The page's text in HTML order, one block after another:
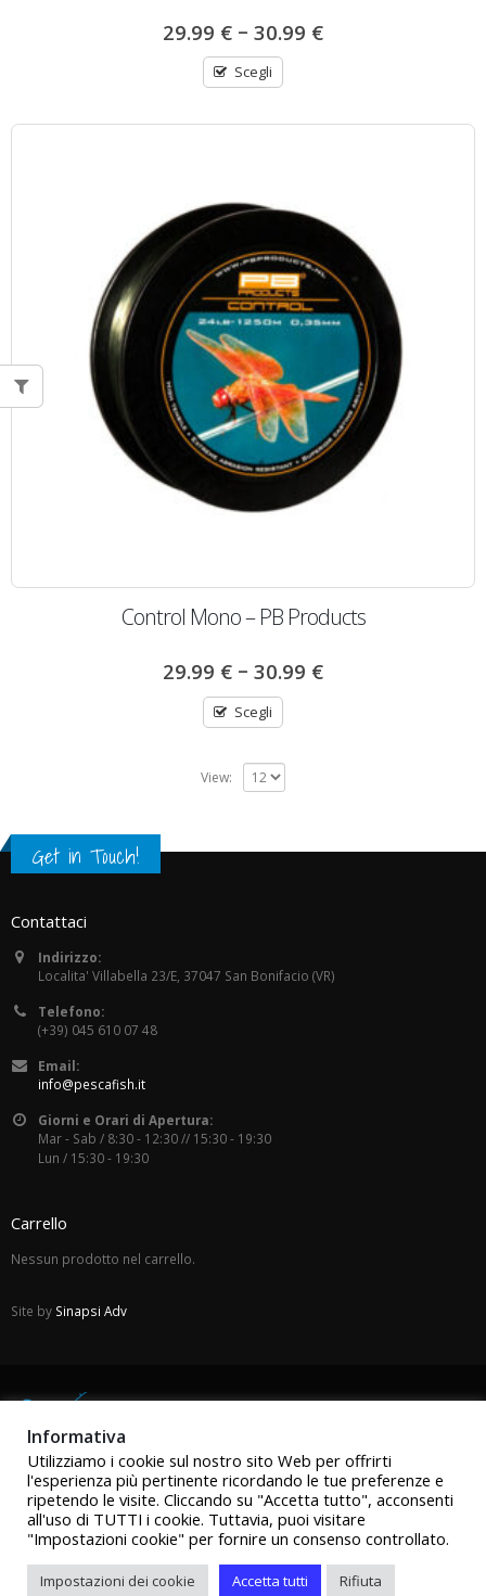
29.99 € – 30.99 €
Scegli
Control Mono – PB Products
29.99 € – 30.99 €
Scegli
View:
Get in Touch!
Contattaci
Indirizzo:
Localita' Villabella 23/E, 37047 San Bonifacio (VR)
Telefono:
(+39) 045 610 07 48
Email:
info@pescafish.it
Giorni e Orari di Apertura:
Mar - Sab / 8:30 - 12:30 // 15:30 - 19:30
Lun / 15:30 - 19:30
Carrello
Nessun prodotto nel carrello.
Site by Sinapsi Adv
Informativa
Utilizziamo i cookie sul nostro sito Web per offrirti
l'esperienza più pertinente ricordando le tue preferenze e
ripetendo le visite. Cliccando su "Accetta tutto", acconsenti
all'uso di TUTTI i cookie. Tuttavia, puoi visitare
"Impostazioni cookie" per fornire un consenso controllato.
Impostazioni dei cookie Accetta tutti Rifiuta